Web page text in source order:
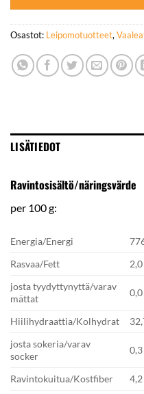
Osastot: Leipomotuotteet,
LISÄTIEDOT
Ravintosisältö/näringsvärde
per 100 g:
Energia/Energi
Rasvaa/Fett
josta tyydyttynyttä/varav
mättat
0,0
Hiilihydraattia/Kolhydrat
josta sokeria/varav
socker
0,3
Ravintokuitua/Kostfiber
4,2